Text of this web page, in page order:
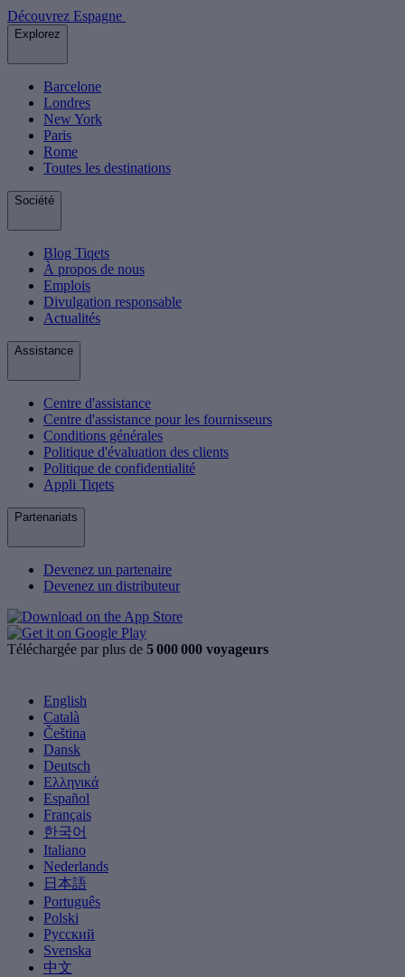
Découvrez Espagne
Explorez
Barcelone
Londres
New York
Paris
Rome
Toutes les destinations
Société
Blog Tiqets
À propos de nous
Emplois
Divulgation responsable
Actualités
Assistance
Centre d'assistance
Centre d'assistance pour les fournisseurs
Conditions générales
Politique d'évaluation des clients
Politique de confidentialité
Appli Tiqets
Partenariats
Devenez un partenaire
Devenez un distributeur
Téléchargée par plus de 5 000 000 voyageurs
English
Català
Čeština
Dansk
Deutsch
Ελληνικά
Español
Français
한국어
Italiano
Nederlands
日本語
Português
Polski
Русский
Svenska
中文